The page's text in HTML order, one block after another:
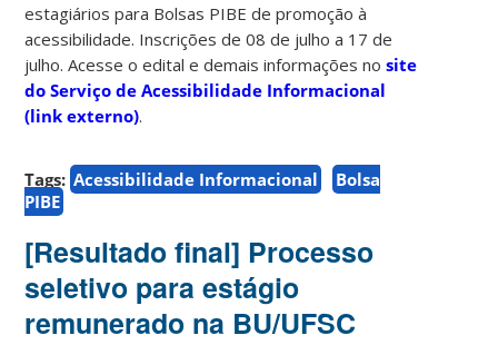
estagiários para Bolsas PIBE de promoção à
acessibilidade. Inscrições de 08 de julho a 17 de
julho. Acesse o edital e demais informações nosite
do Serviço de Acessibilidade Informacional
(link externo).
Tags: Acessibilidade Informacional
Bolsa
PIBE
[Resultado final] Processo
seletivo para estágio
remunerado na BU/UFSC